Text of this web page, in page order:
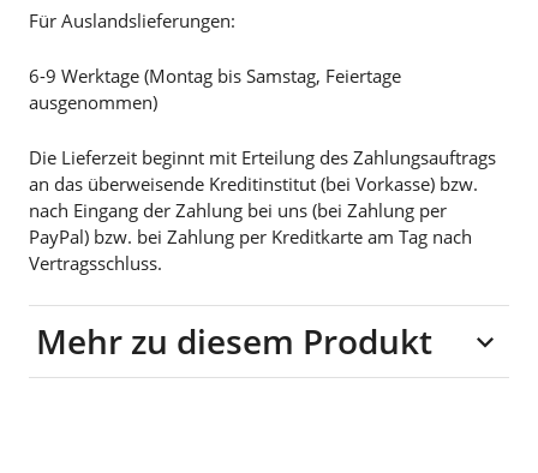
Für Auslandslieferungen:
6-9 Werktage (Montag bis Samstag, Feiertage
ausgenommen)
Die Lieferzeit beginnt mit Erteilung des Zahlungsauftrags
an das überweisende Kreditinstitut (bei Vorkasse) bzw.
nach Eingang der Zahlung bei uns (bei Zahlung per
PayPal) bzw. bei Zahlung per Kreditkarte am Tag nach
Vertragsschluss.
Mehr zu diesem Produkt